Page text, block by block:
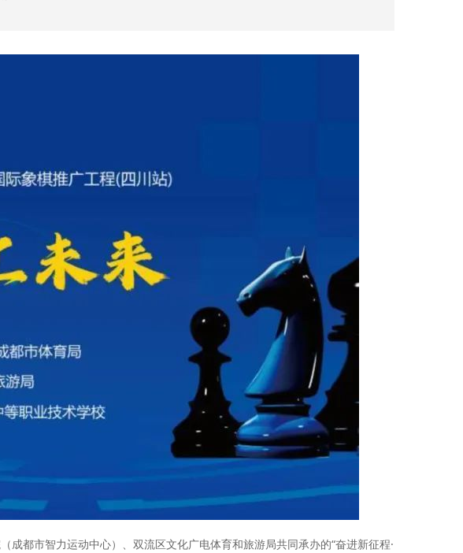
都市智力运动中心）、双流区文化广电体育和旅游局共同承办的“奋进新征程·